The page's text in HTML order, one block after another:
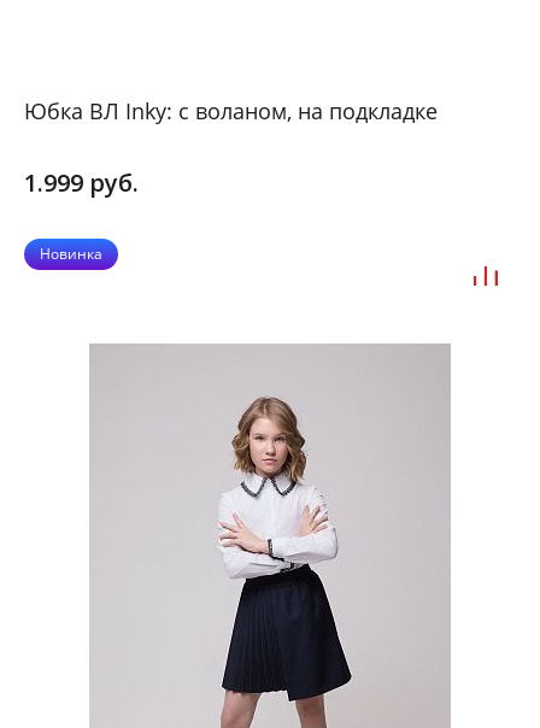
Юбка ВЛ Inky: с воланом, на подкладке
1.999 руб.
Новинка